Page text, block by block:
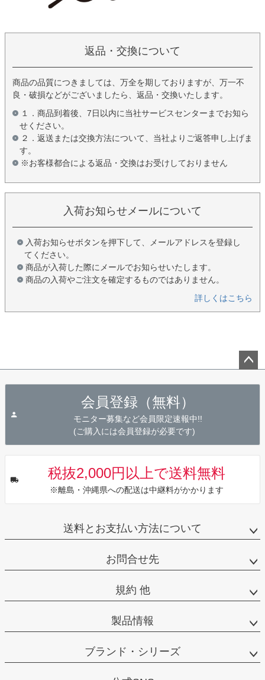
返品・交換について
商品の品質につきましては、万全を期しておりますが、万一不
良・破損などがございましたら、返品・交換いたします。
１．商品到着後、7日以内に当社サービスセンターまでお知ら
せください。
２．返送または交換方法について、当社よりご返答申し上げま
す。
※お客様都合による返品・交換はお受けしておりません
入荷お知らせメールについて
入荷お知らせボタンを押下して、メールアドレスを登録し
てください。
商品が入荷した際にメールでお知らせいたします。
商品の入荷やご注文を確定するものではありません。
詳しくはこちら
会員登録（無料）
モニター募集など会員限定速報中!!
(ご購入には会員登録が必要です)
税抜2,000円以上で送料無料
※離島・沖縄県への配送は中継料がかかります
送料とお支払い方法について
お問合せ先
規約 他
製品情報
ブランド・シリーズ